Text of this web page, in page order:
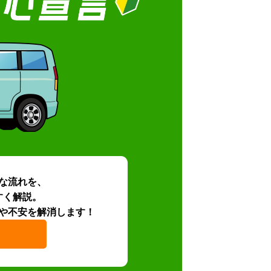
流れを、
解説。
不安を解消します！